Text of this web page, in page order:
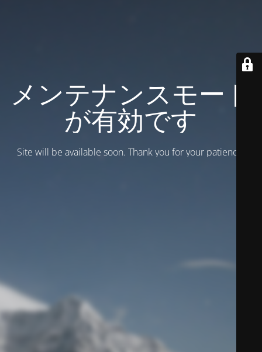
メンテナンスモード
が有効です
Site will be available soon. Thank you for your patience!